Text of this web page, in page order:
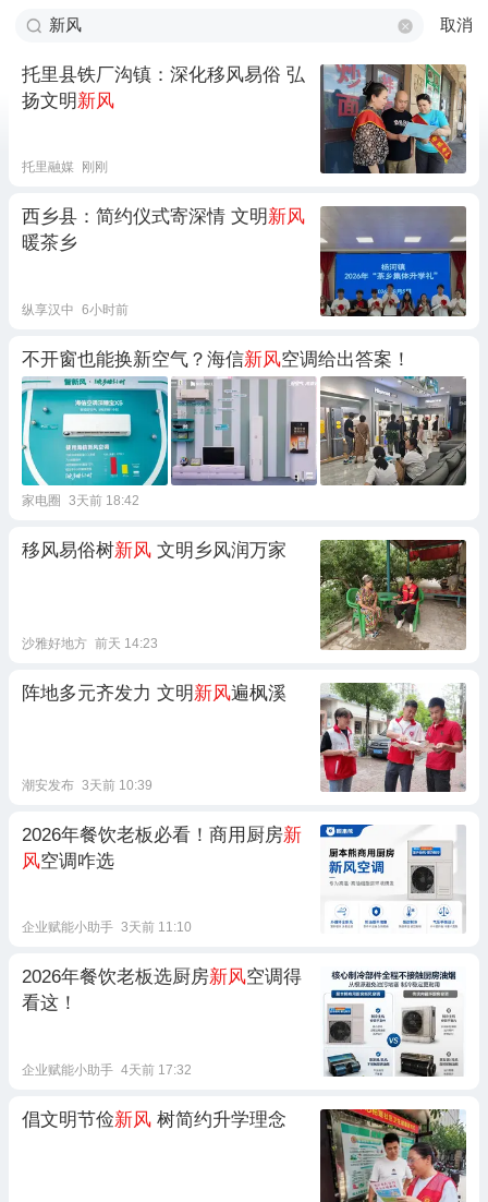
取消
托里县铁厂沟镇：深化移风易俗 弘
扬文明新风
托里融媒 刚刚
西乡县：简约仪式寄深情 文明新风
暖茶乡
纵享汉中 6小时前
不开窗也能换新空气？海信新风空调给出答案！
家电圈 3天前 18:42
移风易俗树新风 文明乡风润万家
沙雅好地方 前天 14:23
阵地多元齐发力 文明新风遍枫溪
潮安发布 3天前 10:39
2026年餐饮老板必看！商用厨房新
风空调咋选
企业赋能小助手 3天前 11:10
2026年餐饮老板选厨房新风空调得
看这！
企业赋能小助手 4天前 17:32
倡文明节俭新风 树简约升学理念